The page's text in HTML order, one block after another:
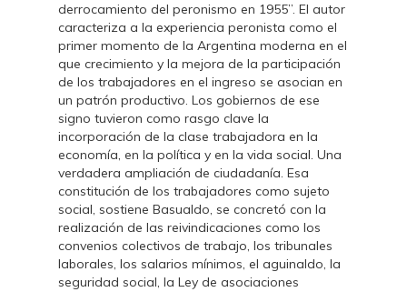
derrocamiento del peronismo en 1955”. El autor
caracteriza a la experiencia peronista como el
primer momento de la Argentina moderna en el
que crecimiento y la mejora de la participación
de los trabajadores en el ingreso se asocian en
un patrón productivo. Los gobiernos de ese
signo tuvieron como rasgo clave la
incorporación de la clase trabajadora en la
economía, en la política y en la vida social. Una
verdadera ampliación de ciudadanía. Esa
constitución de los trabajadores como sujeto
social, sostiene Basualdo, se concretó con la
realización de las reivindicaciones como los
convenios colectivos de trabajo, los tribunales
laborales, los salarios mínimos, el aguinaldo, la
seguridad social, la Ley de asociaciones